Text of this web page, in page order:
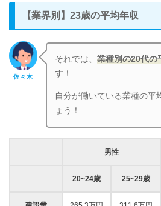
【業界別】23歳の平均年収
佐々木
それでは、業種別の20代の
す！
自分が働いている業種の平
ょう！
男性
20~24歳 25~29歳